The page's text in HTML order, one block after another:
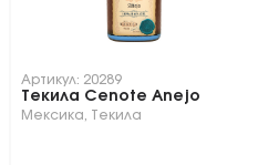
Артикул: 20289
Текила Cenote Anejo
Мексика Текила